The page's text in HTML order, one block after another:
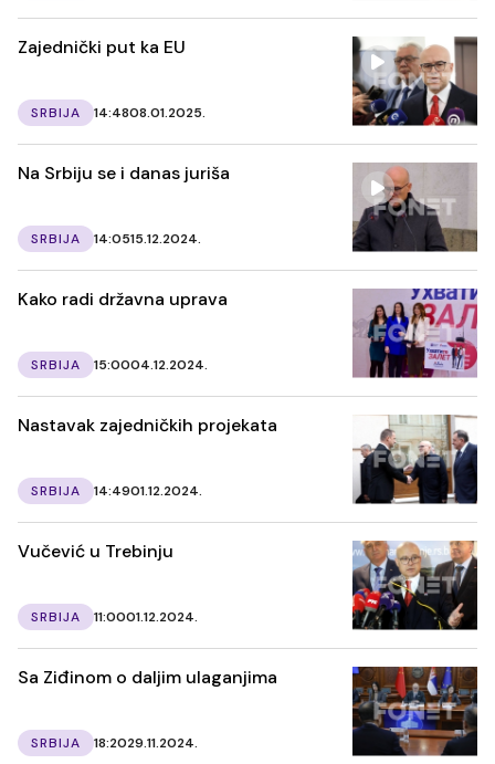
Zajednički put ka EU
SRBIJA 14:4808.01.2025.
Na Srbiju se i danas juriša
SRBIJA 14:0515.12.2024.
Kako radi državna uprava
SRBIJA 15:0004.12.2024.
Nastavak zajedničkih projekata
SRBIJA 14:4901.12.2024.
Vučević u Trebinju
SRBIJA 11:0001.12.2024.
Sa Ziđinom o daljim ulaganjima
SRBIJA 18:2029.11.2024.